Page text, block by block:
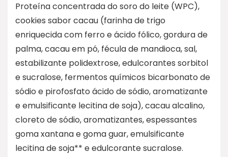
Proteína concentrada do soro do leite (WPC),
cookies sabor cacau (farinha de trigo
enriquecida com ferro e ácido fólico, gordura de
palma, cacau em pó, fécula de mandioca, sal,
estabilizante polidextrose, edulcorantes sorbitol
e sucralose, fermentos químicos bicarbonato de
sódio e pirofosfato ácido de sódio, aromatizante
e emulsificante lecitina de soja), cacau alcalino,
cloreto de sódio, aromatizantes, espessantes
goma xantana e goma guar, emulsificante
lecitina de soja** e edulcorante sucralose.